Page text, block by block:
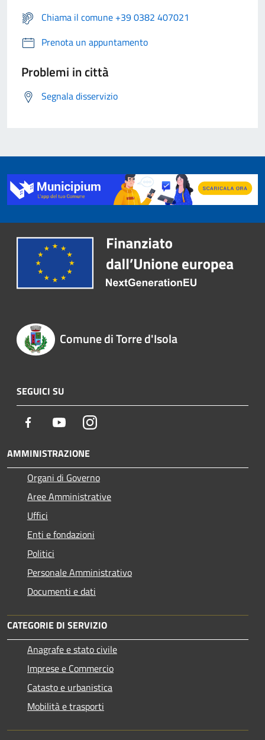
Chiama il comune +39 0382 407021
Prenota un appuntamento
Problemi in città
Segnala disservizio
Comune di Torre d'Isola
SEGUICI SU
Facebook YoutubeInstagram
AMMINISTRAZIONE
Organi di Governo
Aree Amministrative
Uffici
Enti e fondazioni
Politici
Personale Amministrativo
Documenti e dati
CATEGORIE DI SERVIZIO
Anagrafe e stato civile
Imprese e Commercio
Catasto e urbanistica
Mobilità e trasporti